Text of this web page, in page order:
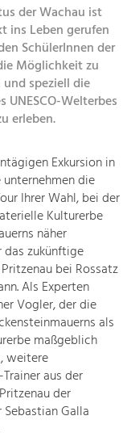
der Wachau ist
ins Leben gerufen
SchülerInnen der
Möglichkeit zu
speziell die
UNESCO-Welterbes
erleben.
Exkursion in
die
Ihrer Wahl, bei der
Kulturerbe
näher
das zukünftige
bei Rossatz
Als Experten
Vogler, der die
als
maßgeblich
weitere
aus der
der
Galla